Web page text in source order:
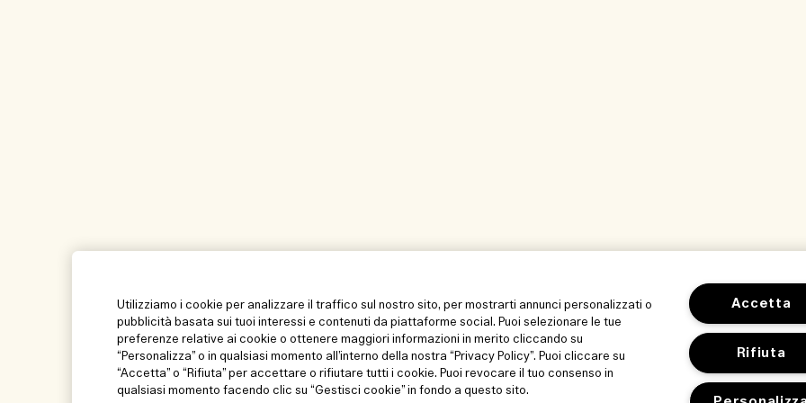
Utilizziamo i cookie per analizzare il traffico sul nostro sito, per mostrarti annunci personalizzati o
pubblicità basata sui tuoi interessi e contenuti da piattaforme social. Puoi selezionare le tue
preferenze relative ai cookie o ottenere maggiori informazioni in merito cliccando su
“Personalizza” o in qualsiasi momento all’interno della nostra “Privacy Policy”. Puoi cliccare su
“Accetta” o “Rifiuta” per accettare o rifiutare tutti i cookie. Puoi revocare il tuo consenso in
qualsiasi momento facendo clic su “Gestisci cookie” in fondo a questo sito.
Accetta
Rifiuta